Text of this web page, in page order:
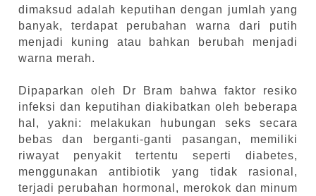
dimaksud adalah keputihan dengan jumlah yang
banyak, terdapat perubahan warna dari putih
menjadi kuning atau bahkan berubah menjadi
warna merah.
Dipaparkan oleh Dr Bram bahwa faktor resiko
infeksi dan keputihan diakibatkan oleh beberapa
hal, yakni: melakukan hubungan seks secara
bebas dan berganti-ganti pasangan, memiliki
riwayat penyakit tertentu seperti diabetes,
menggunakan antibiotik yang tidak rasional,
terjadi perubahan hormonal, merokok dan minum